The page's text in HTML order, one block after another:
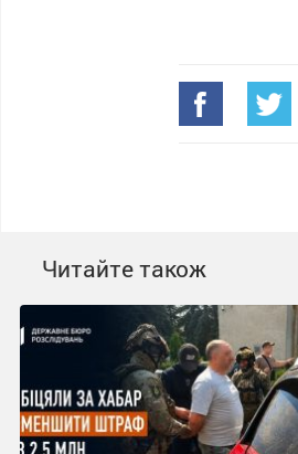
Читайте також